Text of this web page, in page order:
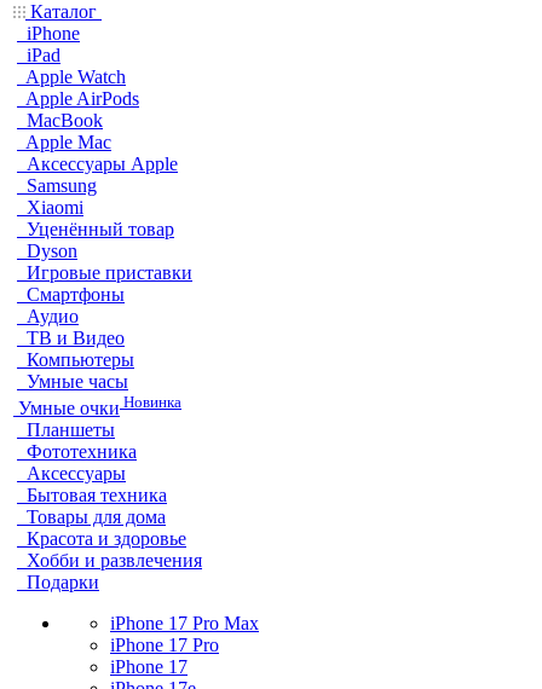
Каталог
iPhone
iPad
Apple Watch
Apple AirPods
MacBook
Apple Mac
Аксессуары Apple
Samsung
Xiaomi
Уценённый товар
Dyson
Игровые приставки
Смартфоны
Аудио
ТВ и Видео
Компьютеры
Умные часы
Умные очки Новинка
Планшеты
Фототехника
Аксессуары
Бытовая техника
Товары для дома
Красота и здоровье
Хобби и развлечения
Подарки
iPhone 17 Pro Max
iPhone 17 Pro
iPhone 17